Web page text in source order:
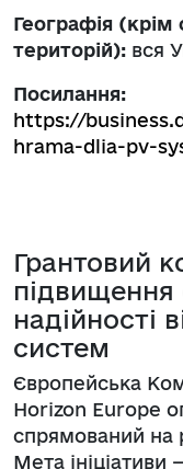
Географія
територій): вся
Посилання:
https://
hrama-dlia-pv-
Грантовий
підвищення
надійності
систем
Європейська
Horizon Europe
спрямований на
Мета ініціативи